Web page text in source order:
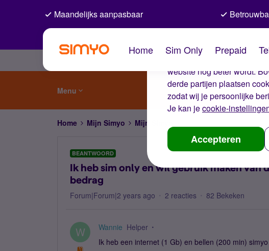
De cookies
Wij gebruiken cookies op
website nog beter wordt.
derde partijen plaatsen
zodat wij je persoonlijke
Je kan jecookie-
Accepteren
Maandelijks aanpasbaar
Home Sim Only Prepaid
Menu
Home Mijn Simyo Mijn Simyo
BEANTWOORD
Ik heb sim only en wil gebruik maken van
bedrag
Forum|Forum|2 years ago 2 reacties 82 Bekeken
W Wannie Helper
Ik heb een internet (1 Gb) en bellen (200 min)